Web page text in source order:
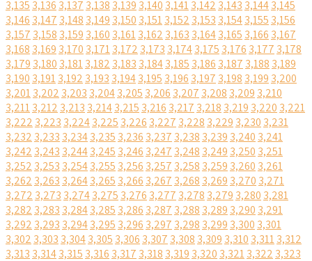
3,135 3,136 3,137 3,138 3,139 3,140 3,1413,142 3,143 3,1443,145
3,146 3,147 3,148 3,149 3,150 3,1513,152 3,153 3,1543,155 3,156
3,157 3,158 3,159 3,160 3,1613,162 3,163 3,1643,165 3,166 3,167
3,168 3,169 3,170 3,1713,172 3,173 3,1743,175 3,176 3,177 3,178
3,179 3,180 3,1813,182 3,183 3,1843,185 3,186 3,187 3,188 3,189
3,190 3,1913,192 3,193 3,1943,195 3,196 3,197 3,198 3,199 3,200
3,2013,202 3,203 3,2043,205 3,206 3,207 3,208 3,209 3,210
3,2113,212 3,213 3,2143,215 3,216 3,217 3,218 3,219 3,220 3,221
3,222 3,223 3,2243,225 3,226 3,227 3,228 3,229 3,230 3,231
3,232 3,233 3,2343,235 3,236 3,237 3,238 3,239 3,240 3,241
3,242 3,243 3,2443,245 3,246 3,247 3,248 3,249 3,250 3,251
3,252 3,253 3,2543,255 3,256 3,257 3,258 3,259 3,260 3,261
3,262 3,263 3,2643,265 3,266 3,267 3,268 3,269 3,270 3,271
3,272 3,273 3,2743,275 3,276 3,277 3,278 3,279 3,280 3,281
3,282 3,283 3,2843,285 3,286 3,287 3,288 3,289 3,290 3,291
3,292 3,293 3,2943,295 3,296 3,297 3,298 3,299 3,300 3,301
3,302 3,303 3,3043,305 3,306 3,307 3,308 3,309 3,310 3,3113,312
3,313 3,3143,315 3,316 3,317 3,318 3,319 3,320 3,3213,322 3,323